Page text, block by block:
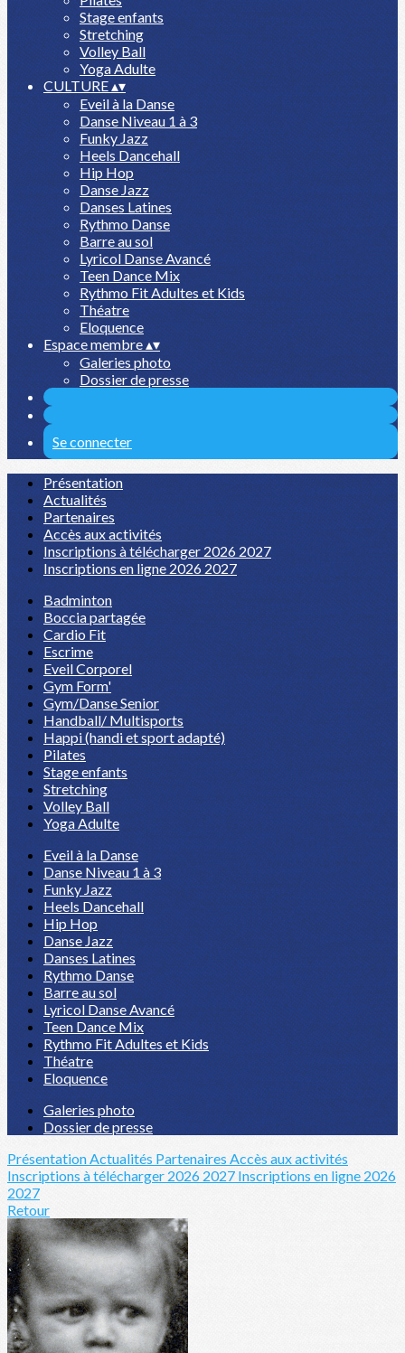
Stage enfants
Stretching
Volley Ball
Yoga Adulte
CULTURE▴▾
Eveil à la Danse
Danse Niveau 1 à 3
Funky Jazz
Heels Dancehall
Hip Hop
Danse Jazz
Danses Latines
Rythmo Danse
Barre au sol
Lyricol Danse Avancé
Teen Dance Mix
Rythmo Fit Adultes et Kids
Théatre
Eloquence
Espace membre▴▾
Galeries photo
Dossier de presse
Se connecter
Présentation
Actualités
Partenaires
Accès aux activités
Inscriptions à télécharger 2026 2027
Inscriptions en ligne 2026 2027
Badminton
Boccia partagée
Cardio Fit
Escrime
Eveil Corporel
Gym Form'
Gym/Danse Senior
Handball/ Multisports
Happi (handi et sport adapté)
Pilates
Stage enfants
Stretching
Volley Ball
Yoga Adulte
Eveil à la Danse
Danse Niveau 1 à 3
Funky Jazz
Heels Dancehall
Hip Hop
Danse Jazz
Danses Latines
Rythmo Danse
Barre au sol
Lyricol Danse Avancé
Teen Dance Mix
Rythmo Fit Adultes et Kids
Théatre
Eloquence
Galeries photo
Dossier de presse
PrésentationActualités Partenaires Accès aux activités
Inscriptions à télécharger 2026 2027 Inscriptions en ligne 2026
2027
Retour